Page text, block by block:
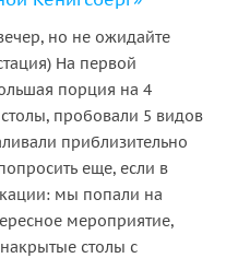
но не ожидайте
На первой
порция на 4
пробовали 5 видов
приблизительно
еще, если в
мы попали на
мероприятие,
столы с